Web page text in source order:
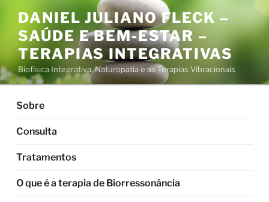
conteúdo
DANIEL JULIANO FLECK –
SAÚDE E BEM-ESTAR –
TERAPIAS INTEGRATIVAS
Biofísica Integrativa, Naturopatia e as Terapias Vibracionais
Sobre
Consulta
Tratamentos
O que é a terapia de Biorressonância